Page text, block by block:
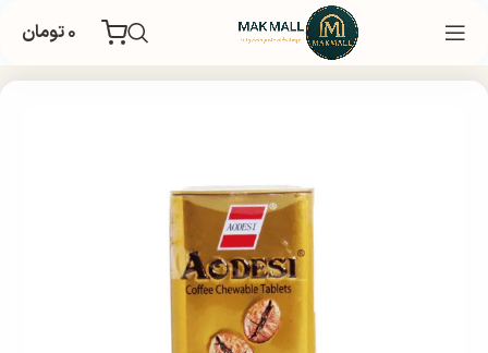
۰تومان
غذایی و تنقلات تنقلات